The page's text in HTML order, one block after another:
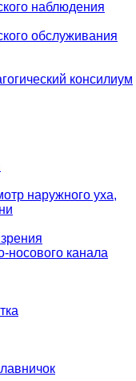
наблюдения
обслуживания
консилиум
наружного уха,
носового канала